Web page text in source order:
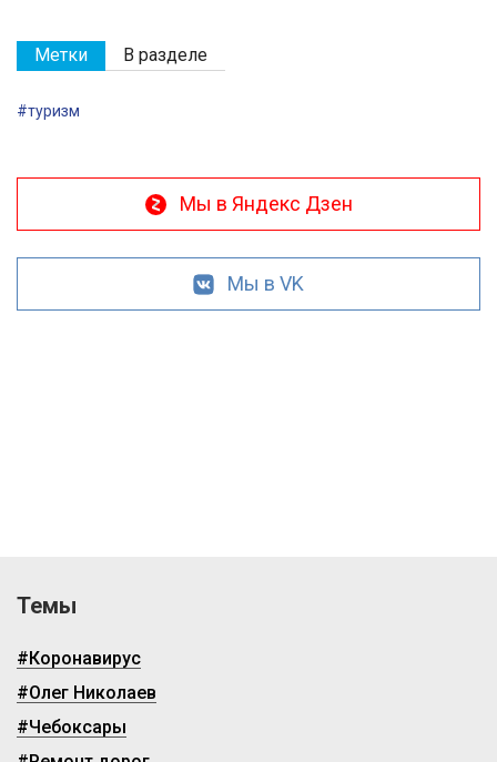
Метки В разделе
#туризм
Мы в Яндекс Дзен
Мы в VK
Темы
#Коронавирус
#Олег Николаев
#Чебоксары